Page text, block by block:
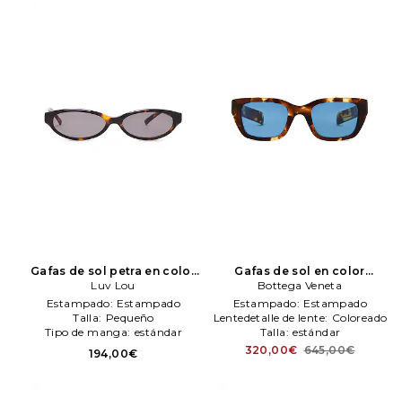
Gafas de sol petra en color
marrón Luv Lou
Luv Lou
Estampado: Estampado
Talla: Pequeño
Tipo de manga: estándar
194,00€
Gafas de sol en color
marrón Bottega Veneta
Bottega Veneta
Estampado: Estampado
Lentedetalle de lente: Coloreado
Talla: estándar
320,00€ 645,00€